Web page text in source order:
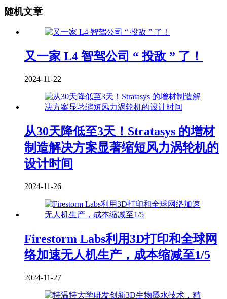
随机文章
又一家 L4 智驾公司 “ 投敌 ” 了！
2024-11-22
从30天降低至3天！Stratasys 的增材
制造解决方案显著缩短风力涡轮机的
设计时间
2024-11-26
Firestorm Labs利用3D打印和全球网
络加速无人机生产，成本缩减至1/5
2024-11-27